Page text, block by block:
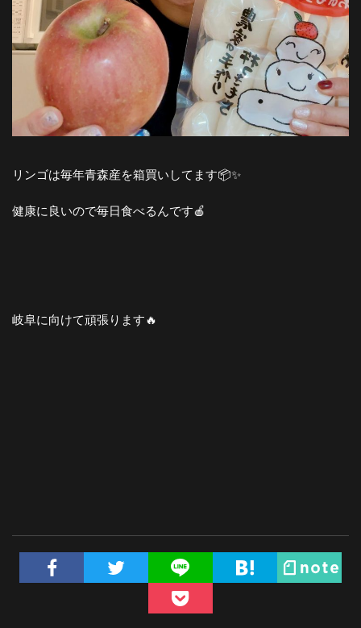
リンゴは毎年青森産を箱買いしてます📦✨
健康に良いので毎日食べるんです🍎
岐阜に向けて頑張ります🔥